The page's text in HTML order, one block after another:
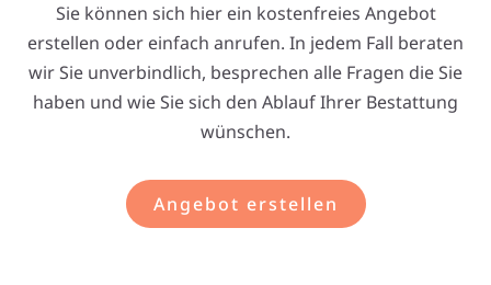
Sie können sich hier ein kostenfreies Angebot
erstellen oder einfach anrufen. In jedem Fall beraten
wir Sie unverbindlich, besprechen alle Fragen die Sie
haben und wie Sie sich den Ablauf Ihrer Bestattung
wünschen.
Angebot erstellen